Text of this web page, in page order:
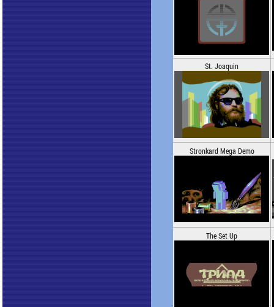
St. Joaquin
Stronkard Mega Demo
The Set Up